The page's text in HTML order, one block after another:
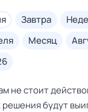
завтра
месяц
не стоит
решения будут